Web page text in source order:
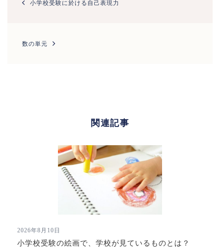
小学校受験に於ける自己表現力
数の単元
関連記事
2026年8月10日
小学校受験の絵画で、学校が見ているものとは？